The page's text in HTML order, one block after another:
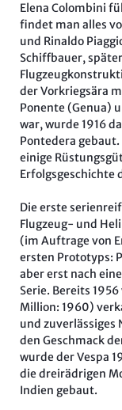
Elena Colombini
findet man alles
und Rinaldo
Schiffbauer,
der Vorkriegsära
Ponente (Genua)
war, wurde 1916
Pontedera
einige
Erfolgsgeschichte
Die erste
Flugzeug- und
(im Auftrage von
ersten Prototyps:
aber erst nach
Serie. Bereits
Million: 1960)
und zuverlässiges
den Geschmack
wurde der Vespa
die dreirädrigen
Indien gebaut.